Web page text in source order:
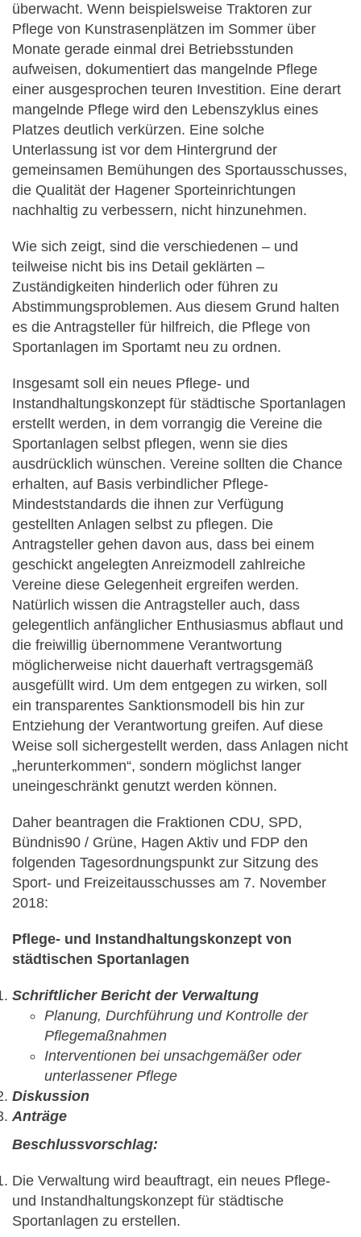
überwacht. Wenn beispielsweise Traktoren zur
Pflege von Kunstrasenplätzen im Sommer über
Monate gerade einmal drei Betriebsstunden
aufweisen, dokumentiert das mangelnde Pflege
einer ausgesprochen teuren Investition. Eine derart
mangelnde Pflege wird den Lebenszyklus eines
Platzes deutlich verkürzen. Eine solche
Unterlassung ist vor dem Hintergrund der
gemeinsamen Bemühungen des Sportausschusses,
die Qualität der Hagener Sporteinrichtungen
nachhaltig zu verbessern, nicht hinzunehmen.
Wie sich zeigt, sind die verschiedenen – und
teilweise nicht bis ins Detail geklärten –
Zuständigkeiten hinderlich oder führen zu
Abstimmungsproblemen. Aus diesem Grund halten
es die Antragsteller für hilfreich, die Pflege von
Sportanlagen im Sportamt neu zu ordnen.
Insgesamt soll ein neues Pflege- und
Instandhaltungskonzept für städtische Sportanlagen
erstellt werden, in dem vorrangig die Vereine die
Sportanlagen selbst pflegen, wenn sie dies
ausdrücklich wünschen. Vereine sollten die Chance
erhalten, auf Basis verbindlicher Pflege-
Mindeststandards die ihnen zur Verfügung
gestellten Anlagen selbst zu pflegen. Die
Antragsteller gehen davon aus, dass bei einem
geschickt angelegten Anreizmodell zahlreiche
Vereine diese Gelegenheit ergreifen werden.
Natürlich wissen die Antragsteller auch, dass
gelegentlich anfänglicher Enthusiasmus abflaut und
die freiwillig übernommene Verantwortung
möglicherweise nicht dauerhaft vertragsgemäß
ausgefüllt wird. Um dem entgegen zu wirken, soll
ein transparentes Sanktionsmodell bis hin zur
Entziehung der Verantwortung greifen. Auf diese
Weise soll sichergestellt werden, dass Anlagen nicht
„herunterkommen“, sondern möglichst langer
uneingeschränkt genutzt werden können.
Daher beantragen die Fraktionen CDU, SPD,
Bündnis90 / Grüne, Hagen Aktiv und FDP den
folgenden Tagesordnungspunkt zur Sitzung des
Sport- und Freizeitausschusses am 7. November
2018:
Pflege- und Instandhaltungskonzept von
städtischen Sportanlagen
Schriftlicher Bericht der Verwaltung
Planung, Durchführung und Kontrolle der
Pflegemaßnahmen
Interventionen bei unsachgemäßer oder
unterlassener Pflege
Diskussion
Anträge
Beschlussvorschlag:
Die Verwaltung wird beauftragt, ein neues Pflege-
und Instandhaltungskonzept für städtische
Sportanlagen zu erstellen.